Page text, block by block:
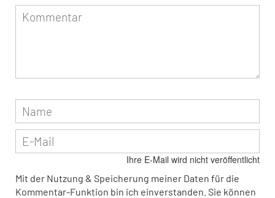
Ihre E-Mail wird nicht veröffentlicht
Mit der Nutzung & Speicherung meiner Daten für die
Kommentar-Funktion bin ich einverstanden. Sie können